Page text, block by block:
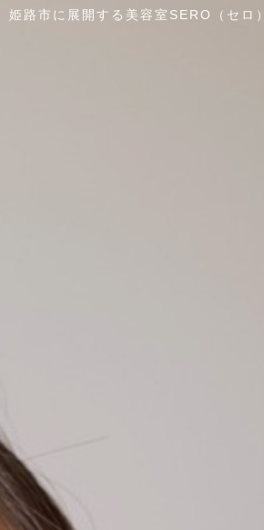
姫路市に展開する美容室SERO（セロ）